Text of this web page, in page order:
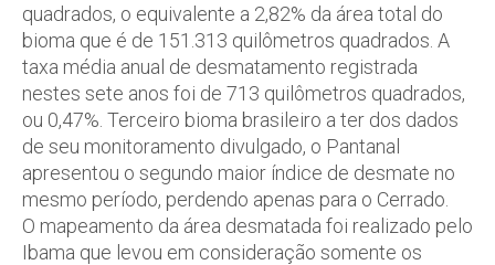
quadrados, o equivalente a 2,82% da área total do
bioma que é de 151.313 quilômetros quadrados. A
taxa média anual de desmatamento registrada
nestes sete anos foi de 713 quilômetros quadrados,
ou 0,47%. Terceiro bioma brasileiro a ter dos dados
de seu monitoramento divulgado, o Pantanal
apresentou o segundo maior índice de desmate no
mesmo período, perdendo apenas para o Cerrado.
O mapeamento da área desmatada foi realizado pelo
Ibama que levou em consideração somente os